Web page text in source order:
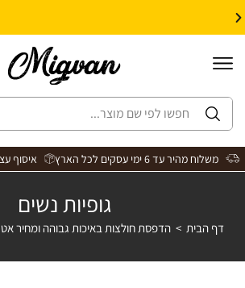
משלוח מהיר עד 6 ימי עסקים לכל הארץ איסוף עצמי
גופיות נשים
דף הבית > הדפסת חולצות באיכות גבוהה ומחיר